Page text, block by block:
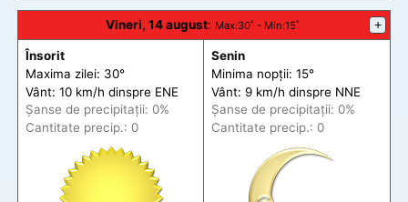
Vineri, 14 august: Max:30˚ - Min:15˚ +
Însorit
Maxima zilei: 30°
Vânt: 10 km/h dinspre ENE
Șanse de precipitații: 0%
Cantitate precip.: 0
Senin
Minima nopții: 15°
Vânt: 9 km/h dinspre NNE
Șanse de precipitații: 0%
Cantitate precip.: 0